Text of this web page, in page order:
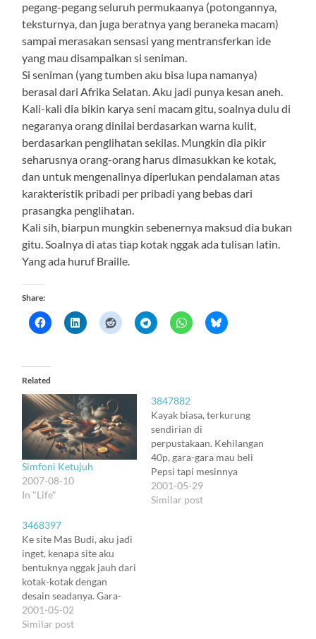
pegang-pegang seluruh permukaanya (potongannya,
teksturnya, dan juga beratnya yang beraneka macam)
sampai merasakan sensasi yang mentransferkan ide
yang mau disampaikan si seniman.
Si seniman (yang tumben aku bisa lupa namanya)
berasal dari Afrika Selatan. Aku jadi punya kesan aneh.
Kali-kali dia bikin karya seni macam gitu, soalnya dulu di
negaranya orang dinilai berdasarkan warna kulit,
berdasarkan penglihatan sekilas. Mungkin dia pikir
seharusnya orang-orang harus dimasukkan ke kotak,
dan untuk mengenalinya diperlukan pendalaman atas
karakteristik pribadi per pribadi yang bebas dari
prasangka penglihatan.
Kali sih, biarpun mungkin sebenernya maksud dia bukan
gitu. Soalnya di atas tiap kotak nggak ada tulisan latin.
Yang ada huruf Braille.
Share:
Related
Simfoni Ketujuh
2007-08-10
In "Life"
3847882
Kayak biasa, terkurung
sendirian di
perpustakaan. Kehilangan
40p, gara-gara mau beli
Pepsi tapi mesinnya
rusak. Mau dihack, takut
ada yang liat. Nyerah aja
2001-05-29
Similar post
3468397
Ke site Mas Budi, aku jadi
inget, kenapa site aku
bentuknya nggak jauh dari
kotak-kotak dengan
desain seadanya. Gara-
gara Mas Budi tuh, bikin
aturan strict amat buat
2001-05-02
Similar post